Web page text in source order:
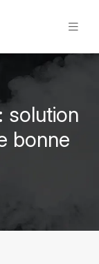
solution
bonne